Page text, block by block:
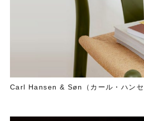
Carl Hansen & Søn（カール・ハン